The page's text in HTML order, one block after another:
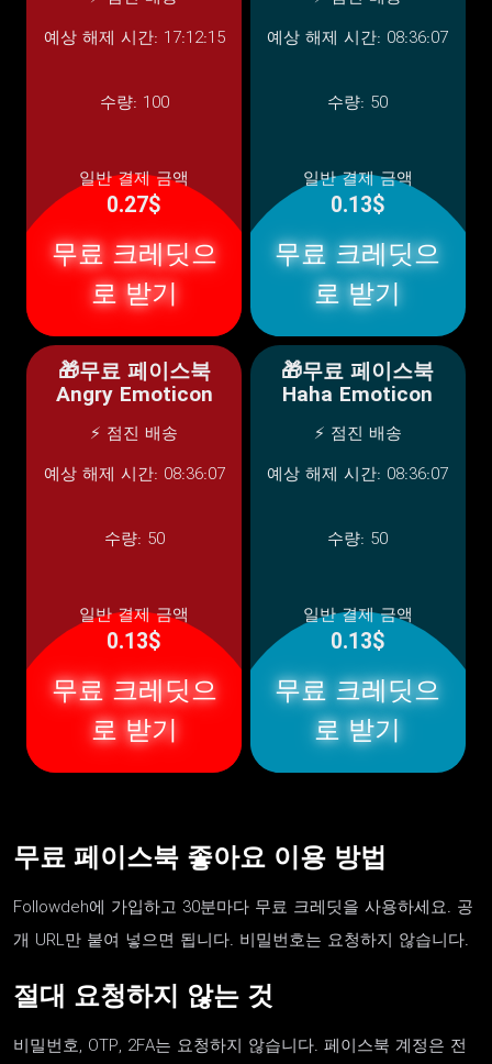
예상 해제 시간: 17:12:15
수량: 100
일반 결제 금액
0.27$
무료 크레딧으
로 받기
예상 해제 시간: 08:36:07
수량: 50
일반 결제 금액
0.13$
무료 크레딧으
로 받기
🎁무료 페이스북
Angry Emoticon
⚡ 점진 배송
예상 해제 시간: 08:36:07
수량: 50
일반 결제 금액
0.13$
무료 크레딧으
로 받기
🎁무료 페이스북
Haha Emoticon
⚡ 점진 배송
예상 해제 시간: 08:36:07
수량: 50
일반 결제 금액
0.13$
무료 크레딧으
로 받기
무료 페이스북 좋아요 이용 방법
Followdeh에 가입하고 30분마다 무료 크레딧을 사용하세요. 공
개 URL만 붙여 넣으면 됩니다. 비밀번호는 요청하지 않습니다.
절대 요청하지 않는 것
비밀번호, OTP, 2FA는 요청하지 않습니다. 페이스북 계정은 전